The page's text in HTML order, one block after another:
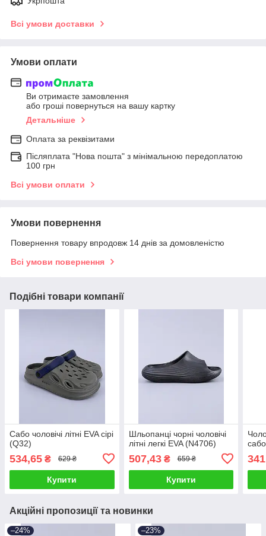
Всі умови доставки
Умови оплати
Ви отримаєте замовлення
або гроші повернуться на вашу картку
Детальніше
Оплата за реквізитами
Післяплата "Нова пошта" з мінімальною передоплатою
100 грн
Всі умови оплати
Умови повернення
Повернення товару впродовж 14 днів за домовленістю
Всі умови повернення
Подібні товари компанії
Сабо чоловічі літні EVA сірі
(Q32)
534,65 ₴ 629 ₴
Купити
Шльопанці чорні чоловічі
літні легкі EVA (N4706)
507,43₴ 659 ₴
Купити
сабо
Акційні пропозиції та новинки
–24% –23%